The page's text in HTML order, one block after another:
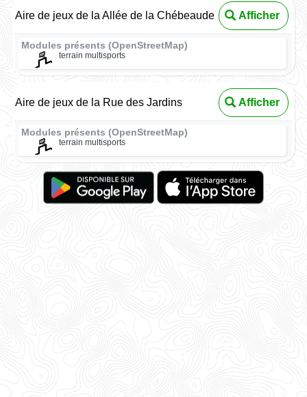
Aire de jeux de la Allée de la Chébeaude Afficher
Modules présents (OpenStreetMap)
terrain multisports
Aire de jeux de la Rue des Jardins Afficher
Modules présents (OpenStreetMap)
terrain multisports